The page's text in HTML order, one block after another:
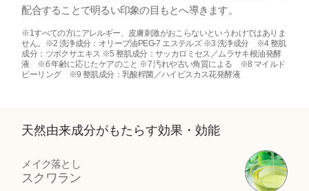
配合することで明るい印象の目もとへ導きます。
※1すべての方にアレルギー、皮膚刺激がおこらないというわけではありま
せん。※2 洗浄成分：オリーブ油PEG-7 エステルズ ※3 洗浄成分 ※4 整肌
成分：ツボクサエキス ※5 整肌成分：サッカロミセス／ムラサキ根油発酵
液 ※6 年齢に応じたケアのこと ※7 汚れや古い角質による ※8 マイルド
ピーリング ※9 整肌成分：乳酸桿菌／ハイビスカス花発酵液
天然由来成分がもたらす効果・効能
メイク落とし
スクワラン